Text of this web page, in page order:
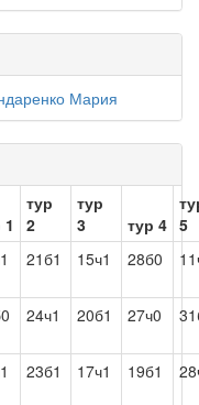
Мария
1
тур
2
тур
3
тур 4 5
21б1 15ч1 28б0
24ч1 20б1 27ч0
23б1 17ч1 19б1